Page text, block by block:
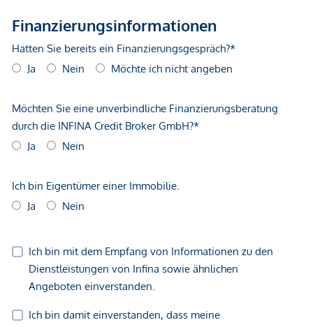
voraussichtlich 1,5 % des Kaufpreises zzgl. 20 % USt. sowie
Barauslagen und Beglaubigung.
Wir weisen darauf hin, dass zwischen dem Vermittler und
wirtschaftliches Naheverhältnis besteht.
Der Vermittler ist als Doppelmakler tätig.
GmbH zustande. Das Objekt wird von einem externen
Immobilienunternehmen angeboten. Allfällige aus dem
gegenüber dem anbietenden Immobilienunternehmen
geltend zu machen. Wir weisen Sie darauf hin, dass die
gemachten Angaben und Informationen lediglich
Gewähr erfolgen. Der Vermittler ist als Doppelmakler tätig.